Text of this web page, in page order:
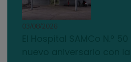
03/08/2026